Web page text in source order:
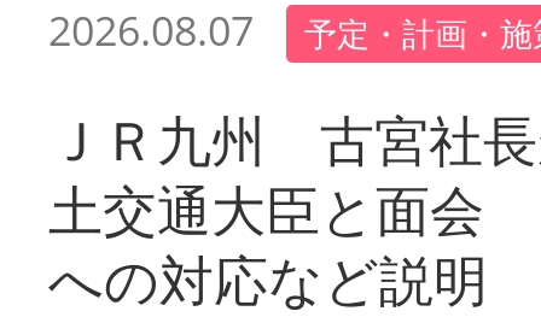
2026.08.07 予定・計画・
ＪＲ九州 古宮社
土交通大臣と面会
への対応など説明